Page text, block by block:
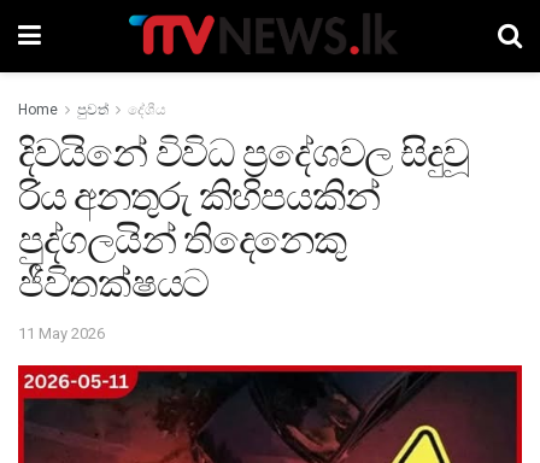
Home පුවත් දේශීය
දිවයිනේ විවිධ ප්‍රදේශවල සිදුවූ
රිය අනතුරු කිහිපයකින්
පුද්ගලයින් තිදෙනෙකු
ජීවිතක්ෂයට
11 May 2026